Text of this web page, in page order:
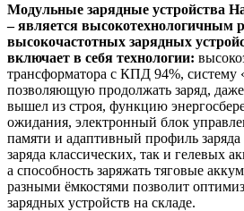
Модульные зарядные устройства
– является высокотехнологичным
высокочастотных зарядных
включает в себя технологии:
трансформатора с КПД 94%, систему
позволяющую продолжать заряд,
вышел из строя, функцию
ожидания, электронный блок
памяти и адаптивный профиль
заряда классических, так и гелевых
а способность заряжать тяговые
разными ёмкостями позволит
зарядных устройств на складе.